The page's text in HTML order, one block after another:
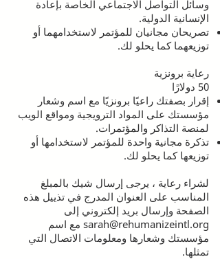
وسائل التواصل الاجتماعي الخاصة بإعادة
الإنسانية الدولية.
تصريحان مجانيان للمؤتمر لاستخدامهما أو
توزيعهما كما يحلو لك.
رعاية برونزية
50 دولارًا
إقرار بصفتك راعيًا برونزيًا مع اسم وشعار
مؤسستك على المواد الترويجية ومواقع الويب
لمنصة التذاكر والمؤتمرات.
تذكرة مجانية واحدة للمؤتمر لاستخدامها أو
توزيعها كما يحلو لك.
لشراء رعاية ، يرجى إرسال شيك بالمبلغ
المناسب على العنوان المدرج في تذييل هذه
الصفحة وإرسال بريد إلكتروني إلى
sarah@rehumanizeintl.org مع اسم
مؤسستك وشعارها ومعلومات الاتصال التي
تمثلها.